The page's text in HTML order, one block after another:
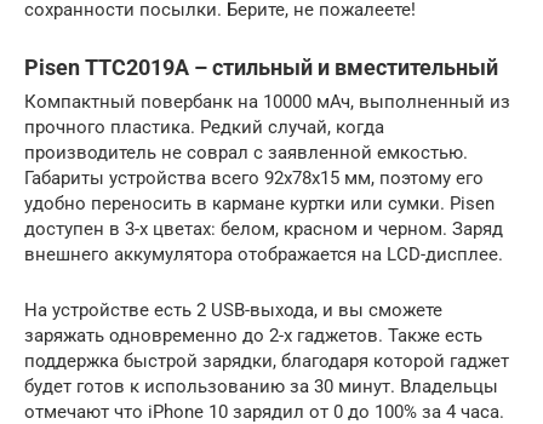
сохранности посылки. Берите, не пожалеете!
Pisen TTC2019A – стильный и вместительный
Компактный повербанк на 10000 мАч, выполненный из
прочного пластика. Редкий случай, когда
производитель не соврал с заявленной емкостью.
Габариты устройства всего 92х78х15 мм, поэтому его
удобно переносить в кармане куртки или сумки. Pisen
доступен в 3-х цветах: белом, красном и черном. Заряд
внешнего аккумулятора отображается на LCD-дисплее.
На устройстве есть 2 USB-выхода, и вы сможете
заряжать одновременно до 2-х гаджетов. Также есть
поддержка быстрой зарядки, благодаря которой гаджет
будет готов к использованию за 30 минут. Владельцы
отмечают что iPhone 10 зарядил от 0 до 100% за 4 часа.